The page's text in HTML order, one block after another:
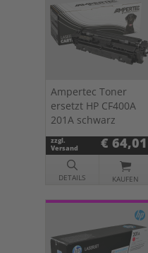
Ampertec Toner
ersetzt HP CF400A
201A schwarz
zzgl.
Versand
€ 64,01
DETAILS KAUFEN